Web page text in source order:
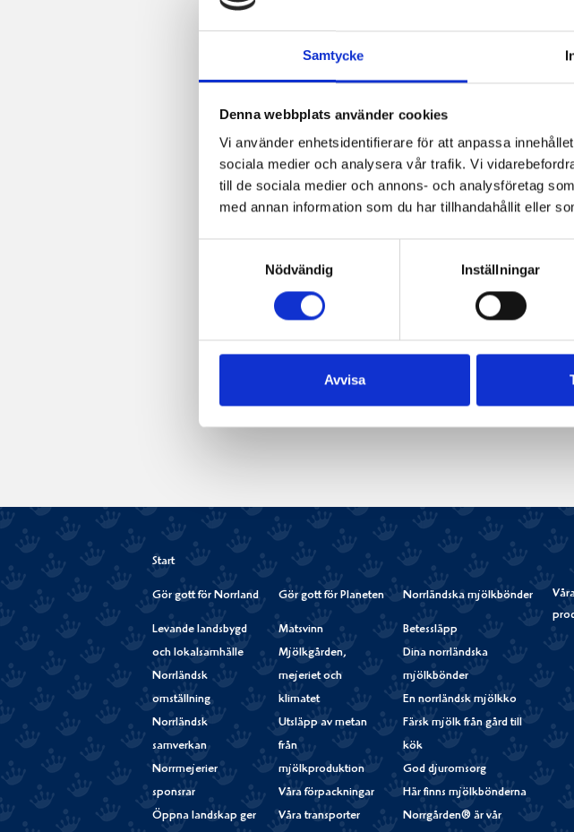
Samtycke
Denna webbplats använder cookies
Vi använder enhetsidentifierare för att anpassa
sociala medier och analysera vår trafik. Vi
till de sociala medier och annons- och analysföretag
med annan information som du har tillhandahållit eller
Nödvändig
Inställningar
Avvisa
Start
Gör gott för Norrland
Levande landsbygd
och lokalsamhälle
Norrländsk
omställning
Norrländsk
samverkan
Norrmejerier
sponsrar
Öppna landskap ger
Gör gott för Planeten
Matsvinn
Mjölkgården,
mejeriet och
klimatet
Utsläpp av metan
från
mjölkproduktion
Våra förpackningar
Våra transporter
Norrländska mjölkbönder
Betessläpp
Dina norrländska
mjölkbönder
En norrländsk mjölkko
Färsk mjölk från gård till
kök
God djuromsorg
Här finns mjölkbönderna
Norrgården® är vår